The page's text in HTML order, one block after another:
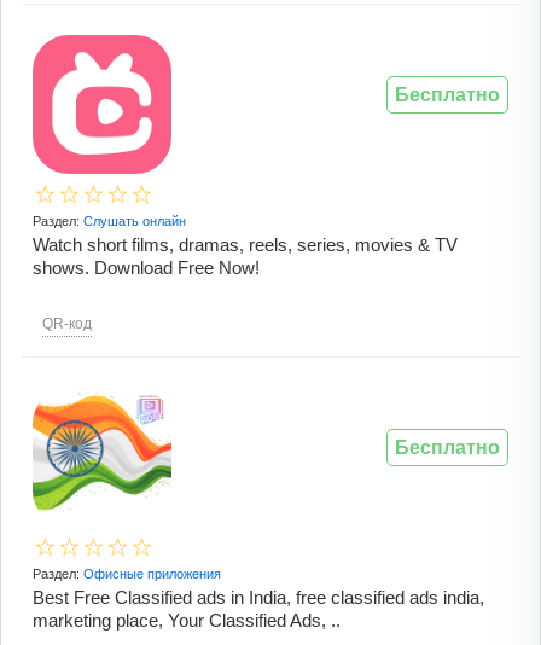
Раздел: Слушать онлайн
Watch short films, dramas, reels, series, movies & TV
shows. Download Free Now!
QR-код
Бесплатно
Раздел: Офисные приложения
Best Free Classified ads in India, free classified ads india,
marketing place, Your Classified Ads, ..
Бесплатно